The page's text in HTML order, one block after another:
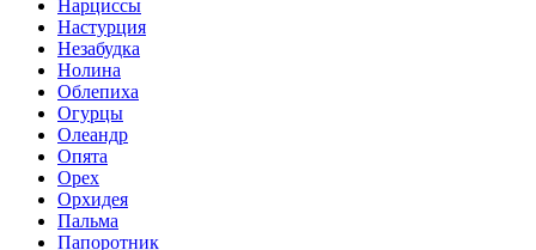
Нарциссы
Настурция
Незабудка
Нолина
Облепиха
Огурцы
Олеандр
Опята
Орех
Орхидея
Пальма
Папоротник